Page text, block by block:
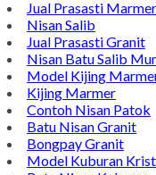
Kijing Makam
Nisan Marmer
Prasasti Granit
Jual Prasasti Marmer
Nisan Salib
Jual Prasasti Granit
Nisan Batu Salib
Model Kijing Marmer
Kijing Marmer
Contoh Nisan Patok